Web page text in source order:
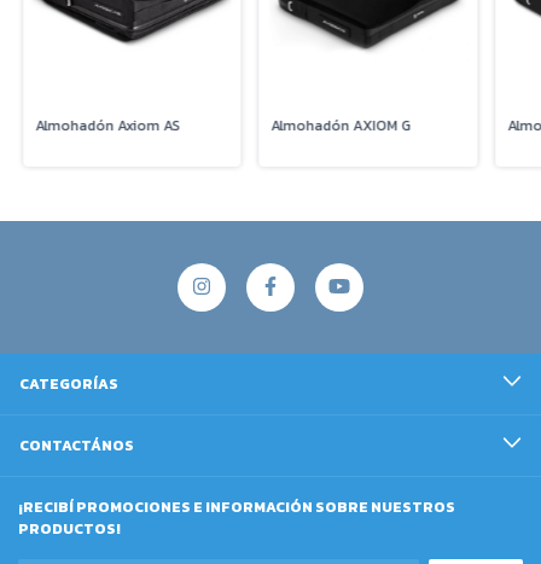
Almohadón Axiom AS Almohadón AXIOM G
CATEGORÍAS
CONTACTÁNOS
¡RECIBÍ PROMOCIONES E INFORMACIÓN SOBRE NUESTROS
PRODUCTOS!